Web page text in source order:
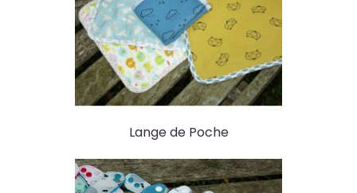
Lange de Poche